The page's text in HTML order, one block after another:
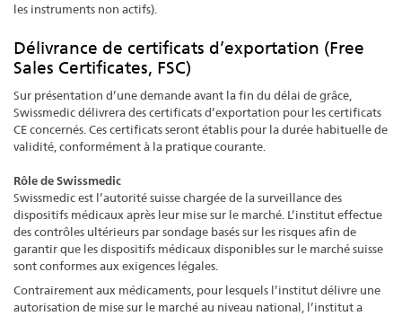
les instruments non actifs).
Délivrance de certificats d’exportation (Free
Sales Certificates, FSC)
Sur présentation d’une demande avant la fin du délai de grâce,
Swissmedic délivrera des certificats d’exportation pour les certificats
CE concernés. Ces certificats seront établis pour la durée habituelle de
validité, conformément à la pratique courante.
Rôle de Swissmedic
Swissmedic est l’autorité suisse chargée de la surveillance des
dispositifs médicaux après leur mise sur le marché. L’institut effectue
des contrôles ultérieurs par sondage basés sur les risques afin de
garantir que les dispositifs médicaux disponibles sur le marché suisse
sont conformes aux exigences légales.
Contrairement aux médicaments, pour lesquels l’institut délivre une
autorisation de mise sur le marché au niveau national, l’institut a